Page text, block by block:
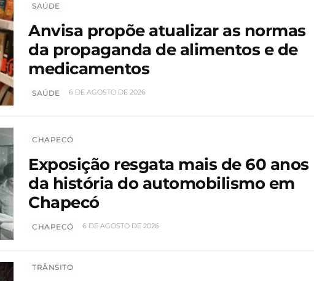
SAÚDE
Anvisa propõe atualizar as normas
da propaganda de alimentos e de
medicamentos
SAÚDE 6 DE AGOSTO DE 2026
CHAPECÓ
Exposição resgata mais de 60 anos
da história do automobilismo em
Chapecó
CHAPECÓ 6 DE AGOSTO DE 2026
TRÂNSITO